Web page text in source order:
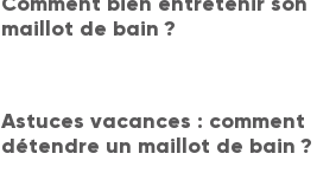
maillot de bain ?
Astuces vacances : comment
détendre un maillot de bain ?